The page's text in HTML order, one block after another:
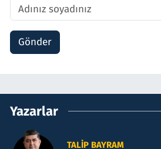
Gönder
Yazarlar
TALIP BAYRAM